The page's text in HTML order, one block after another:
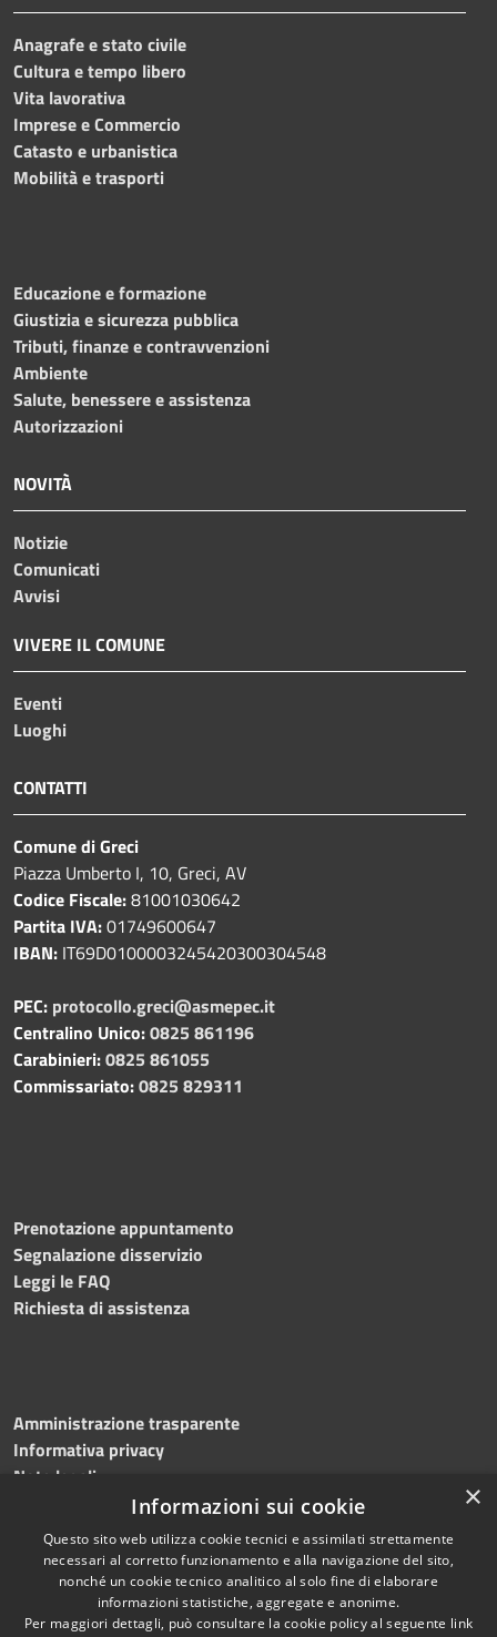
Anagrafe e stato civile
Cultura e tempo libero
Vita lavorativa
Imprese e Commercio
Catasto e urbanistica
Mobilità e trasporti
Educazione e formazione
Giustizia e sicurezza pubblica
Tributi, finanze e contravvenzioni
Ambiente
Salute, benessere e assistenza
Autorizzazioni
NOVITÀ
Notizie
Comunicati
Avvisi
VIVERE IL COMUNE
Eventi
Luoghi
CONTATTI
Comune di Greci
Piazza Umberto I, 10, Greci, AV
Codice Fiscale:81001030642
Partita IVA:01749600647
IBAN: IT69D0100003245420300304548
PEC: protocollo.greci@asmepec.it
Centralino Unico:0825 861196
Carabinieri:0825 861055
Commissariato:0825 829311
Prenotazione appuntamento
Segnalazione disservizio
Leggi le FAQ
Richiesta di assistenza
Amministrazione trasparente
Informativa privacy
Note legali
Dichiarazione di accessibilità
Copyright © 2026 • Comune di
×
Informazioni sui cookie
Questo sito web utilizza cookie tecnici e assimilati strettamente
necessari al corretto funzionamento e alla navigazione del sito,
nonché un cookie tecnico analitico al solo fine di elaborare
informazioni statistiche, aggregate e anonime.
Per maggiori dettagli, può consultare la cookie policy al seguente link